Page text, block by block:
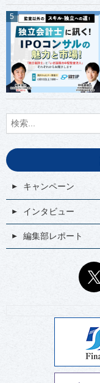
キャンペーン
インタビュー
編集部レポート